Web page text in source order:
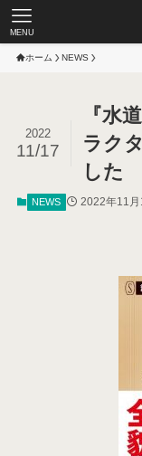
MENU
ホーム NEWS
『水
ラク
した
2022
11/17
NEWS 2022年11月